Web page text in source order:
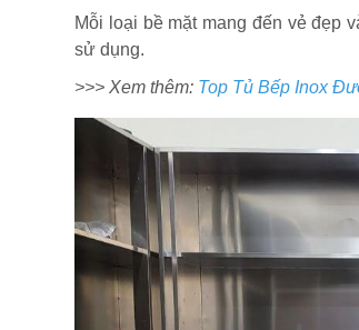
Mỗi loại bề mặt mang đến vẻ đẹp
sử dụng.
>>> Xem thêm: Top Tủ Bếp Inox